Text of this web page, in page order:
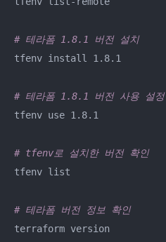
# 테라폼 1.8.1 버전 설치
tfenv install 1.8.1
# 테라폼 1.8.1 버전 사용 설정
tfenv use 1.8.1
# tfenv로 설치한 버전 확인
tfenv list
# 테라폼 버전 정보 확인
terraform version